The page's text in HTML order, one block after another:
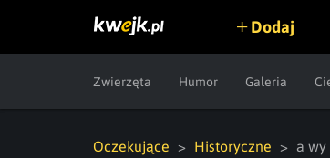
Dodaj
Zwierzęta Humor Galeria
Oczekujące Historyczne a wy